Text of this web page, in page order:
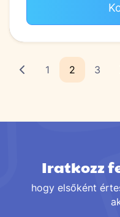
1 2 3
Iratkozz
hogy elsőként